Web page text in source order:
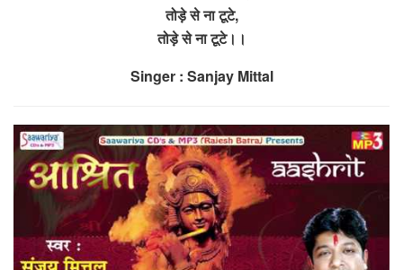
तोड़े से ना टूटे,
तोड़े से ना टूटे।।
Singer : Sanjay Mittal